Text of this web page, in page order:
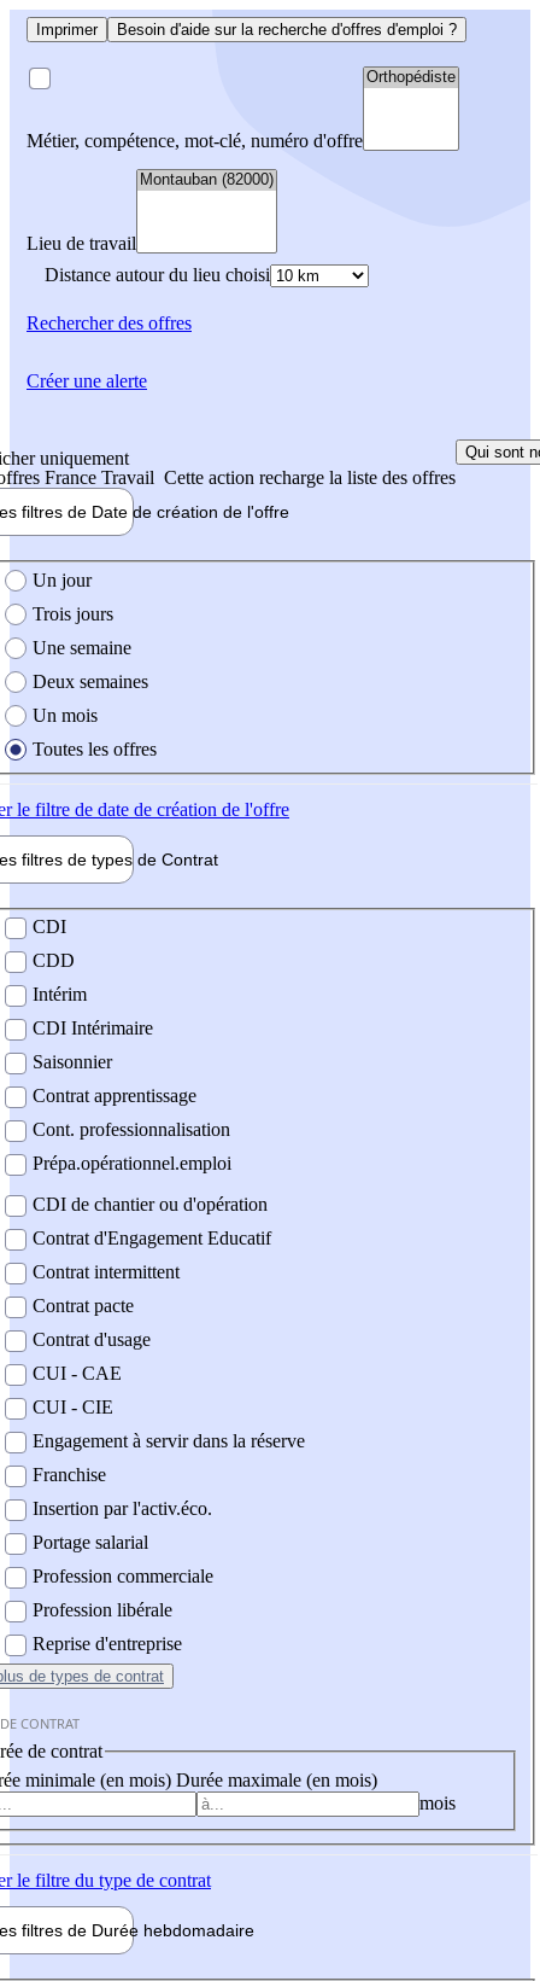
Imprimer Besoin d'aide sur la recherche d'offres d'emploi ?
Métier, compétence, mot-clé, numéro d'offre
Lieu de travail
Distance autour du lieu choisi
Rechercherdes offres
uniquement
France Travail Cette action recharge la liste des offres
Qui sont
filtres de Date de création de l'offre
création de l'offre
Un jour
Trois jours
Une semaine
Deux semaines
Un mois
Toutes les offres
le filtre de date de création de l'offre
filtres de types de Contrat
contrat
CDI
CDD
Intérim
CDI Intérimaire
Saisonnier
Contrat apprentissage
Cont. professionnalisation
Prépa.opérationnel.emploi
CDI de chantier ou d'opération
Contrat d'Engagement Educatif
Contrat intermittent
Contrat pacte
Contrat d'usage
CUI - CAE
CUI - CIE
Engagement à servir dans la réserve
Franchise
Insertion par l'activ.éco.
Portage salarial
Profession commerciale
Profession libérale
Reprise d'entreprise
de types de contrat
CONTRAT
de contrat
minimale (en mois) Durée maximale (en mois)
mois
le filtre du type de contrat
filtres de Durée hebdomadaire
Créer une alerte